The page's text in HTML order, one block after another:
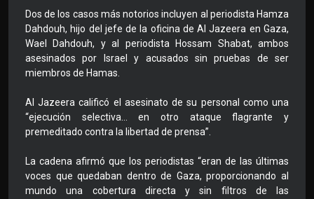
Dos de los casos más notorios incluyen al periodista Hamza
Dahdouh, hijo del jefe de la oficina de Al Jazeera en Gaza,
Wael Dahdouh, y al periodista Hossam Shabat, ambos
asesinados por Israel y acusados sin pruebas de ser
miembros de Hamas.
Al Jazeera calificó el asesinato de su personal como una
“ejecución selectiva… en otro ataque flagrante y
premeditado contra la libertad de prensa”.
La cadena afirmó que los periodistas “eran de las últimas
voces que quedaban dentro de Gaza, proporcionando al
mundo una cobertura directa y sin filtros de las